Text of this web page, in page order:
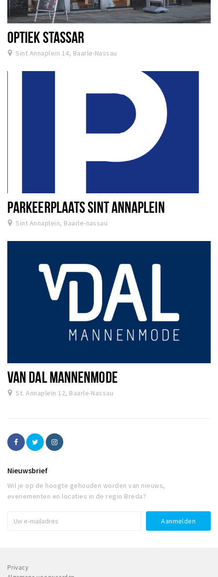
OPTIEK STASSAR
Sint Annaplein 14, Baarle-Nassau
PARKEERPLAATS SINT ANNAPLEIN
Sint Annaplein, Baarle-nassau
VAN DAL MANNENMODE
St. Annaplein 12, Baarle-Nassau
Nieuwsbrief
Wil je op de hoogte gehouden worden van nieuws,
evenementen en locaties in de regio Breda?
Privacy